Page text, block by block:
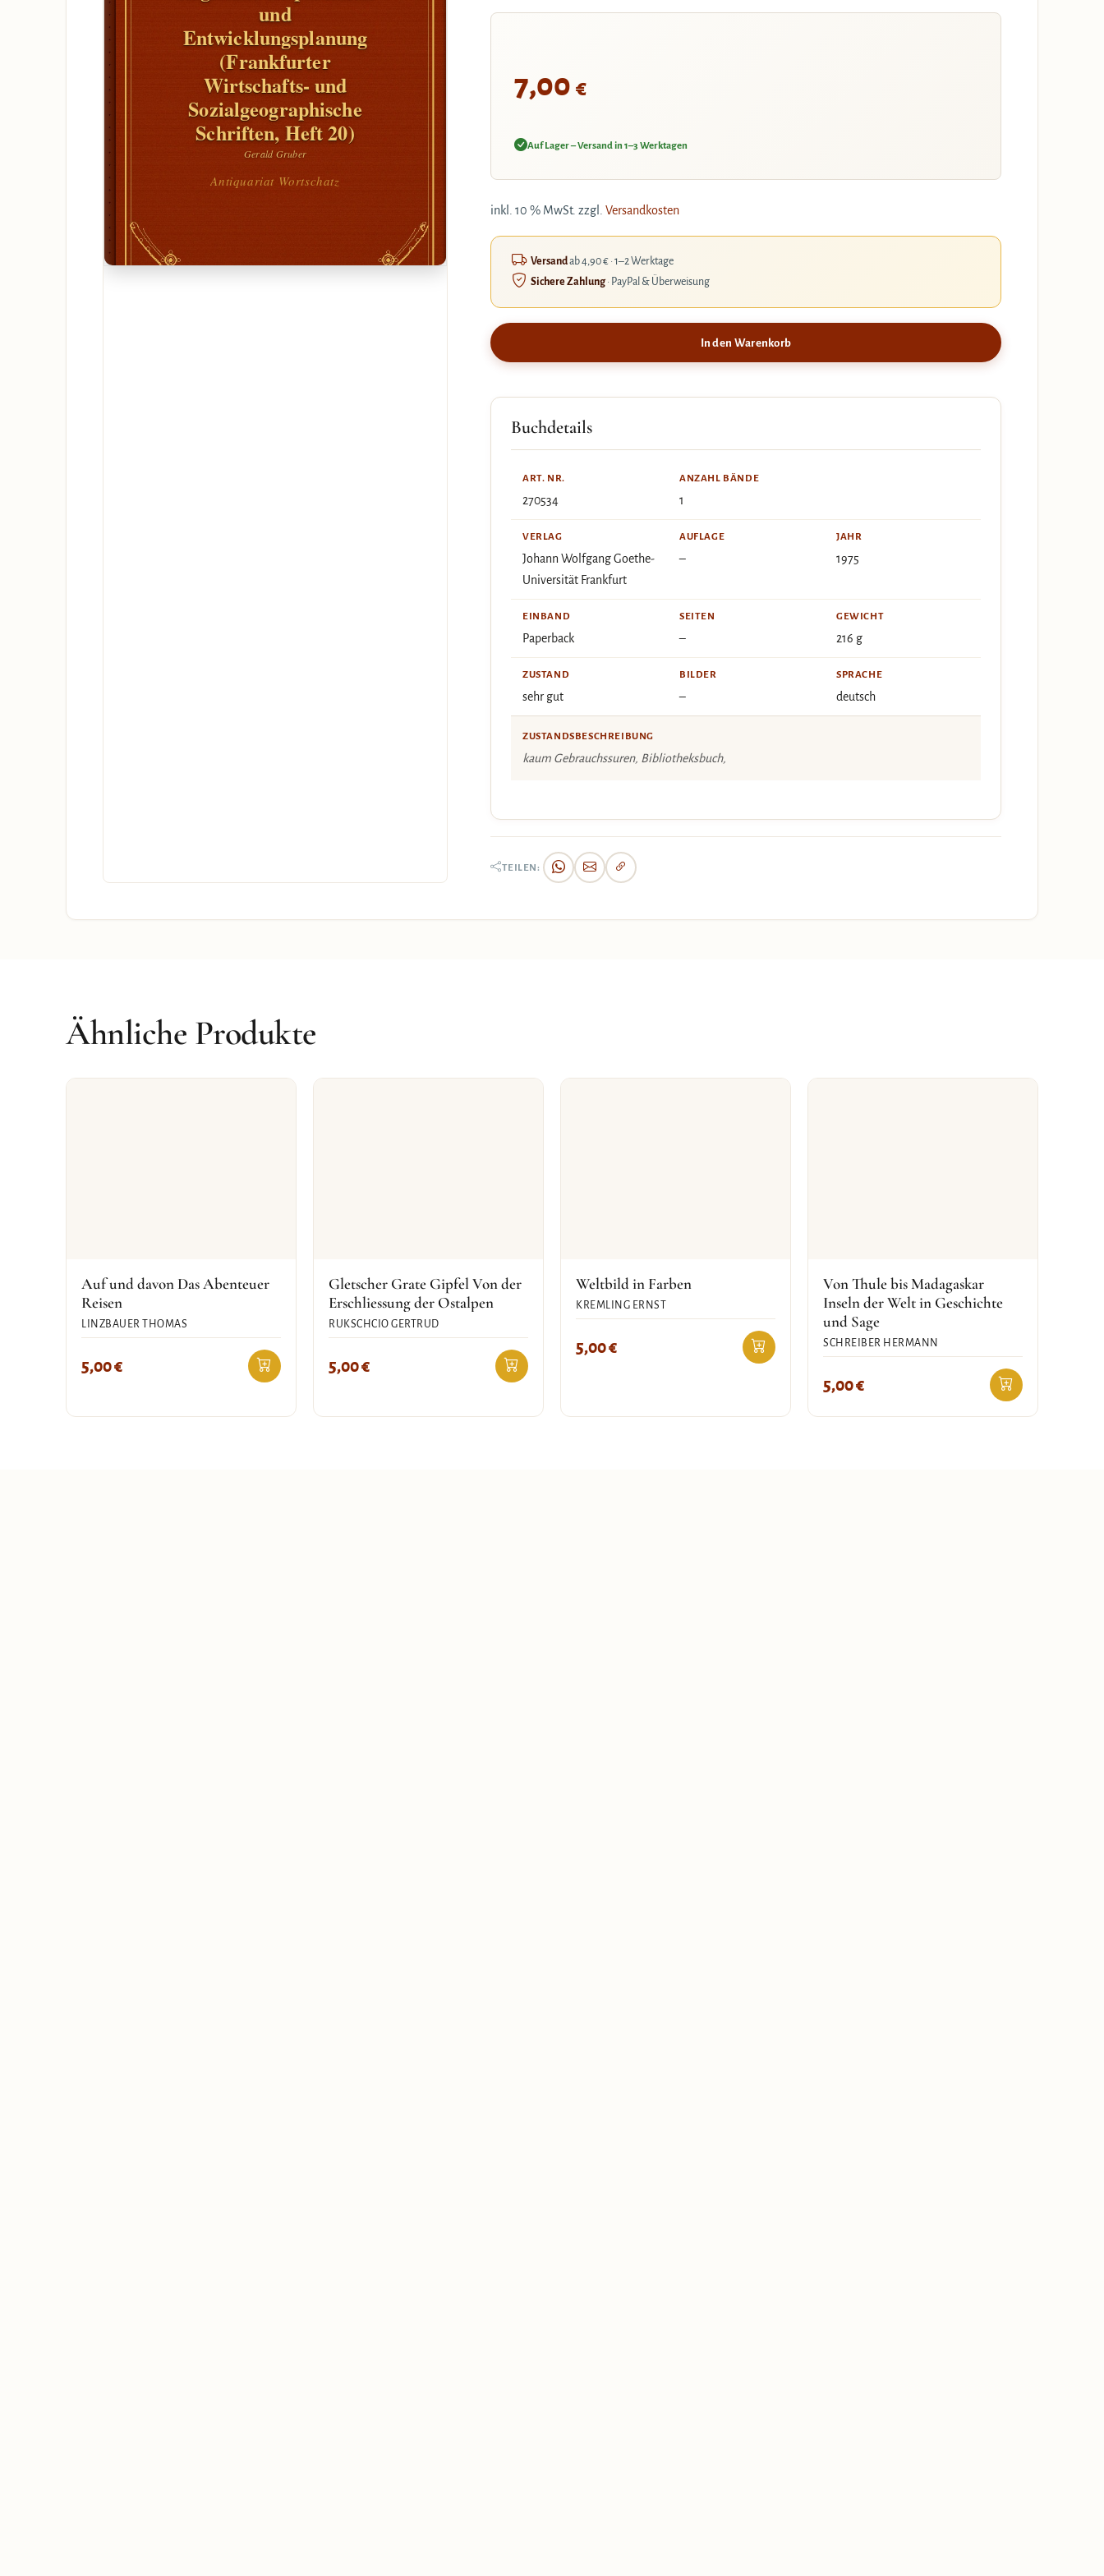
und
Entwicklungsplanung
(Frankfurter
Wirtschafts- und
Sozialgeographische
Schriften, Heft 20)
Gerald Gruber
Antiquariat Wortschatz
7,00 €
Auf Lager – Versand in 1–3 Werktagen
inkl. 10 % MwSt. zzgl. Versandkosten
Versandab 4,90 € · 1–2 Werktage
Sichere Zahlung· PayPal & Überweisung
In den Warenkorb
Buchdetails
ART. NR.
270534
ANZAHL BÄNDE
1
VERLAG
Johann Wolfgang Goethe-
Universität Frankfurt
AUFLAGE
–
JAHR
1975
EINBAND
Paperback
SEITEN
–
GEWICHT
216 g
ZUSTAND
sehr gut
BILDER
–
SPRACHE
deutsch
ZUSTANDSBESCHREIBUNG
kaum Gebrauchssuren, Bibliotheksbuch,
TEILEN:
Ähnliche Produkte
Auf und davon Das Abenteuer
Reisen
LINZBAUER THOMAS
5,00€
Gletscher Grate Gipfel Von der
Erschliessung der Ostalpen
RUKSCHCIO GERTRUD
5,00€
Weltbild in Farben
KREMLING ERNST
5,00€
Von Thule bis Madagaskar
Inseln der Welt in Geschichte
und Sage
SCHREIBER HERMANN
5,00€